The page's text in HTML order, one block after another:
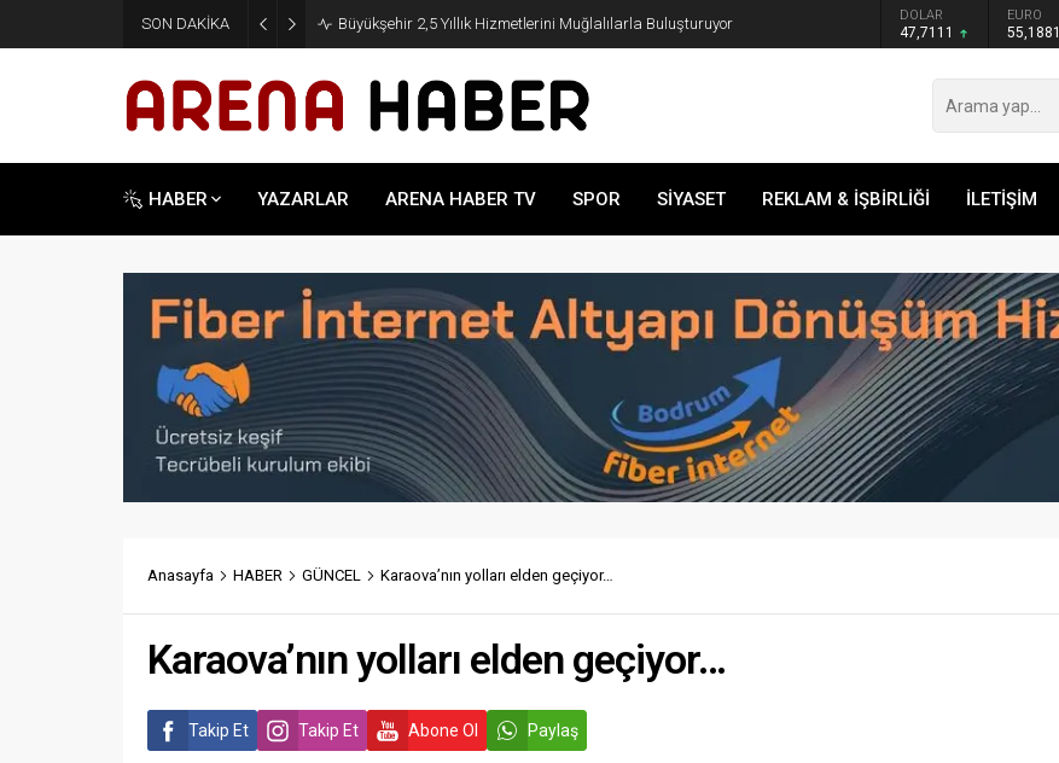
SON DAKİKA Büyükşehir 2,5 Yıllık Hizmetlerini Muğlalılarla Buluşturuyor DOLAR
47,7111
EURO
55,1881
HABER YAZARLAR ARENA HABER TV SPOR SİYASET REKLAM & İŞBİRLİĞİ İLETİŞİM
Anasayfa HABER GÜNCEL Karaova’nın yolları elden geçiyor…
Karaova’nın yolları elden geçiyor…
Takip Et Takip Et Abone Ol Paylaş